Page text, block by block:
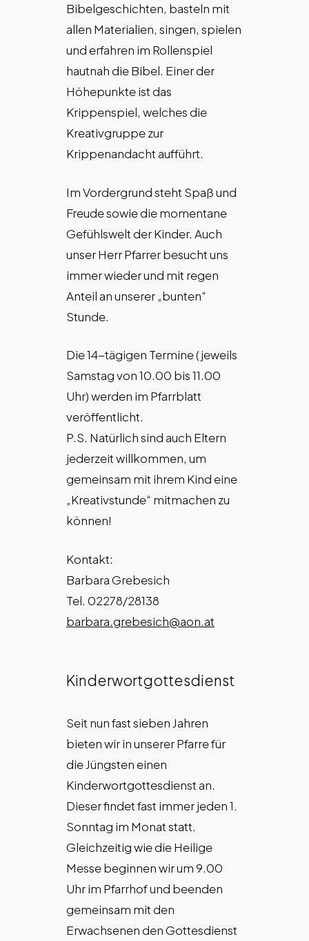
Bibelgeschichten, basteln mit
allen Materialien, singen, spielen
und erfahren im Rollenspiel
hautnah die Bibel. Einer der
Höhepunkte ist das
Krippenspiel, welches die
Kreativgruppe zur
Krippenandacht aufführt.
Im Vordergrund steht Spaß und
Freude sowie die momentane
Gefühlswelt der Kinder. Auch
unser Herr Pfarrer besucht uns
immer wieder und mit regen
Anteil an unserer „bunten“
Stunde.
Die 14-tägigen Termine (jeweils
Samstag von 10.00 bis 11.00
Uhr) werden im Pfarrblatt
veröffentlicht.
P.S. Natürlich sind auch Eltern
jederzeit willkommen, um
gemeinsam mit ihrem Kind eine
„Kreativstunde“ mitmachen zu
können!
Kontakt:
Barbara Grebesich
Tel. 02278/28138
barbara.grebesich@aon.at
Kinderwortgottesdienst
Seit nun fast sieben Jahren
bieten wir in unserer Pfarre für
die Jüngsten einen
Kinderwortgottesdienst an.
Dieser findet fast immer jeden 1.
Sonntag im Monat statt.
Gleichzeitig wie die Heilige
Messe beginnen wir um 9.00
Uhr im Pfarrhof und beenden
gemeinsam mit den
Erwachsenen den Gottesdienst